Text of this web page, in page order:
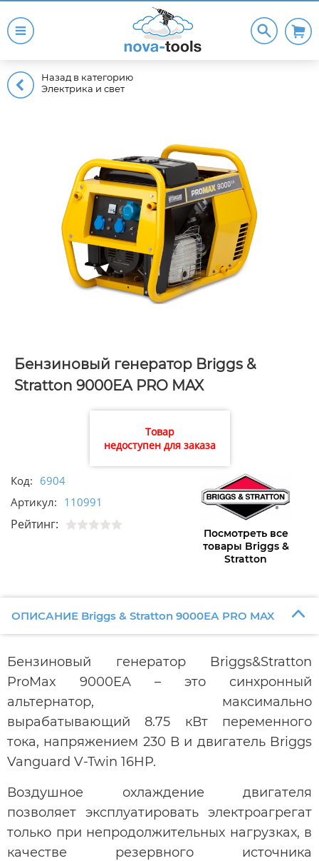
Назад в категорию
Электрика и свет
Бензиновый генератор Briggs &
Stratton 9000ЕА PRO MAX
Товар
недоступен для заказа
Код: 6904
Артикул: 110991
Рейтинг:
Посмотреть все
товары Briggs &
Stratton
ОПИСАНИЕ Briggs & Stratton 9000ЕА PRO MAX
Бензиновый генератор Briggs&Stratton
ProMax 9000EA – это синхронный
альтернатор, максимально
вырабатывающий 8.75 кВт переменного
тока, напряжением 230 В и двигатель Briggs
Vanguard V-Twin 16HP.
Воздушное охлаждение двигателя
позволяет эксплуатировать электроагрегат
только при непродолжительных нагрузках, в
качестве резервного источника